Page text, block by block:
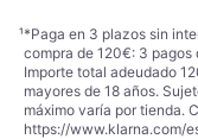
¹*Paga en 3 plazos sin
compra de 120€: 3 pagos
Importe total adeudado
mayores de 18 años.
máximo varía por tienda.
https://www.klarna.com/